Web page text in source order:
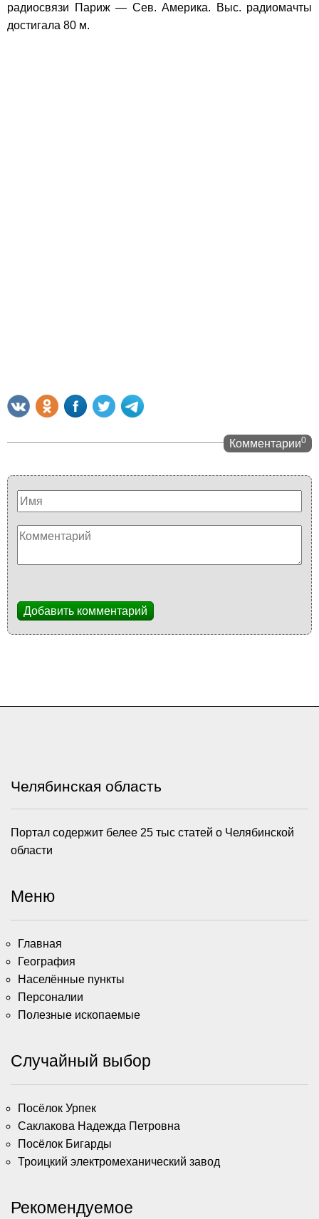
радиосвязи Париж — Сев. Америка. Выс. радиомачты
достигала 80 м.
Комментарии0
Добавить комментарий
Челябинская область
Портал содержит белее 25 тыс статей о Челябинской
области
Меню
Главная
География
Населённые пункты
Персоналии
Полезные ископаемые
Случайный выбор
Посёлок Урпек
Саклакова Надежда Петровна
Посёлок Бигарды
Троицкий электромеханический завод
Рекомендуемое